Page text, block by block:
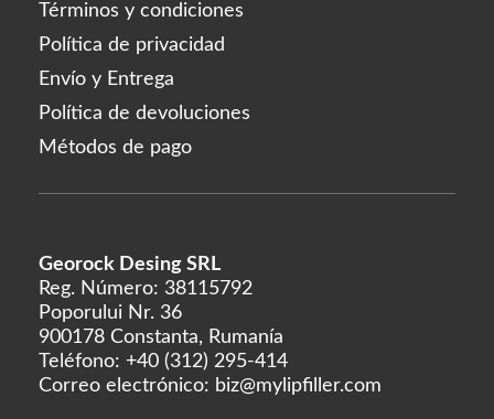
Términos y condiciones
Política de privacidad
Envío y Entrega
Política de devoluciones
Métodos de pago
Georock Desing SRL
Reg. Número: 38115792
Poporului Nr. 36
900178 Constanta, Rumanía
Teléfono: +40 (312) 295-414
Correo electrónico: biz@mylipfiller.com